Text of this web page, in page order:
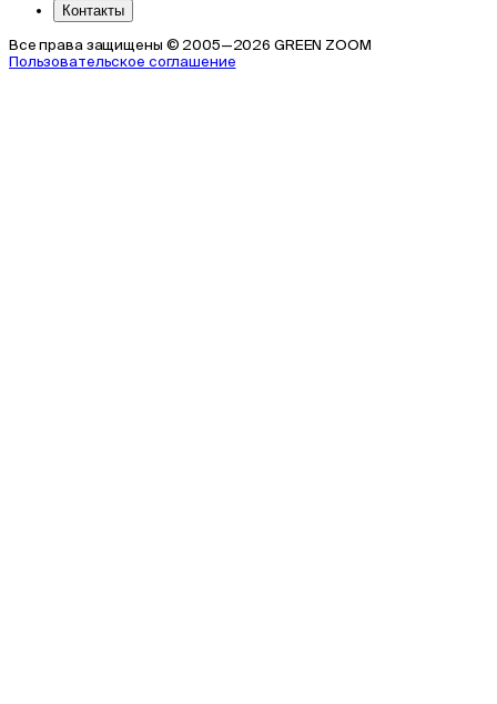
Контакты
Все права защищены © 2005—2026 GREEN ZOOM
Пользовательское соглашение